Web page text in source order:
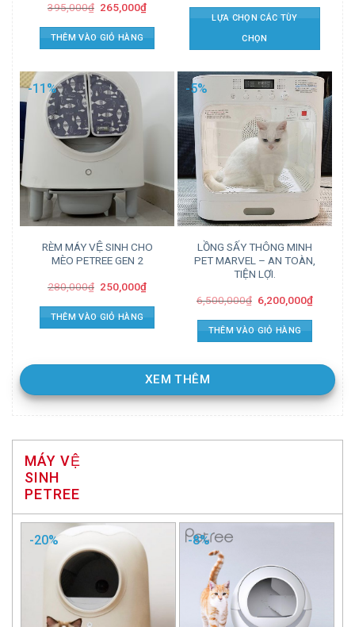
395,000₫ 265,000₫
THÊM VÀO GIỎ HÀNG
LỰA CHỌN CÁC TÙY
CHỌN
-11%
RÈM MÁY VỆ SINH CHO
MÈO PETREE GEN 2
280,000₫ 250,000₫
THÊM VÀO GIỎ HÀNG
-5%
LỒNG SẤY THÔNG MINH
PET MARVEL – AN TOÀN,
TIỆN LỢI.
6,500,000₫ 6,200,000₫
THÊM VÀO GIỎ HÀNG
XEM THÊM
MÁY VỆ
SINH
PETREE
-20% -8%